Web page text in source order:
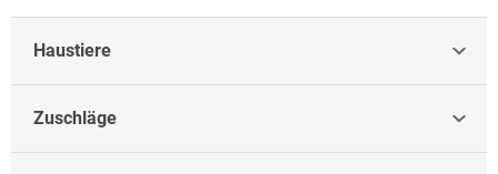
Käsespezialitäten, 100% biologische Milch, geschmackige Omelettes
Süßer Nachmittag mit hausgemachtem Kuchen
Abend: 5-Gang Wahlmenü mit Salatvariationen
Haustiere
Zuschläge